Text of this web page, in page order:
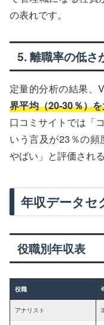
の表れです。
5. 離職率の低さ
定量的分析の結果、
界平均（20-30％）
口コミサイトでは「
いう言及が23％の
やばい」と評価され
年収データセ
役職別年収表
役職
アナリスト